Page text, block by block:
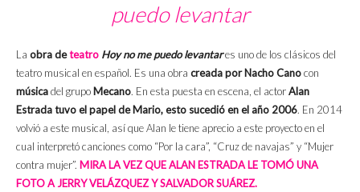
puedo levantar
La obra deteatro Hoy no me puedo levantares uno de los clásicos del
teatro musical en español. Es una obra creada por Nacho Canocon
músicadel grupo Mecano. En esta puesta en escena, el actorAlan
Estrada tuvo el papel de Mario, esto sucedió en el año 2006. En 2014
volvió a este musical, así que Alan le tiene aprecio a este proyecto en el
cual interpretó canciones como “Por la cara”, “Cruz de navajas” y “Mujer
contra mujer”. MIRA LA VEZ QUE ALAN ESTRADA LE TOMÓ UNA
FOTO A JERRY VELÁZQUEZ Y SALVADOR SUÁREZ.